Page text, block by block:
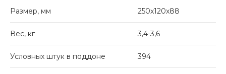
Размер, мм 250х120х88
Вес, кг 3,4-3,6
Условных штук в поддоне 394